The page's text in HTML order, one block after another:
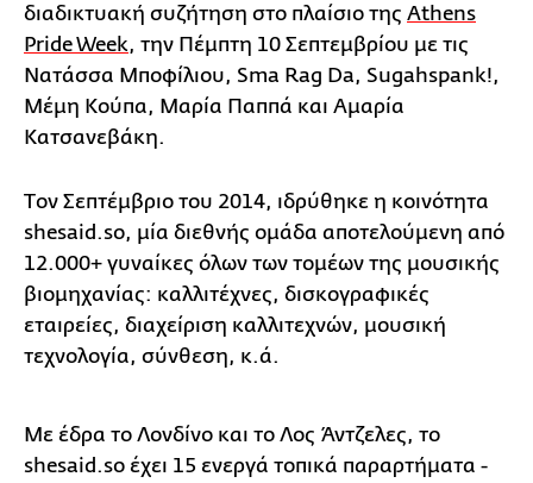
διαδικτυακή συζήτηση στο πλαίσιο της Athens
Pride Week, την Πέμπτη 10 Σεπτεμβρίου με τις
Νατάσσα Μποφίλιου, Sma Rag Da, Sugahspank!,
Μέμη Κούπα, Μαρία Παππά και Αμαρία
Κατσανεβάκη.
Tον Σεπτέμβριο του 2014, ιδρύθηκε η κοινότητα
shesaid.so, μία διεθνής ομάδα αποτελούμενη από
12.000+ γυναίκες όλων των τομέων της μουσικής
βιομηχανίας: καλλιτέχνες, δισκογραφικές
εταιρείες, διαχείριση καλλιτεχνών, μουσική
τεχνολογία, σύνθεση, κ.ά.
Με έδρα το Λονδίνο και το Λος Άντζελες, το
shesaid.so έχει 15 ενεργά τοπικά παραρτήματα -